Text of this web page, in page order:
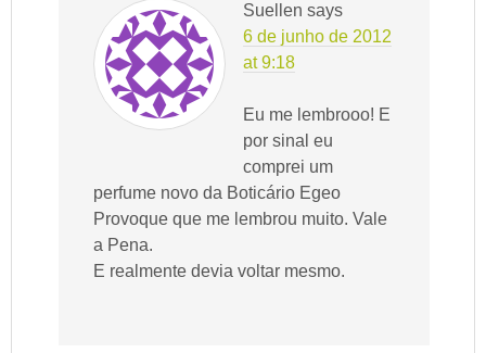
Suellen says
6 de junho de 2012
at 9:18
Eu me lembrooo! E
por sinal eu
comprei um
perfume novo da Boticário Egeo
Provoque que me lembrou muito. Vale
a Pena.
E realmente devia voltar mesmo.